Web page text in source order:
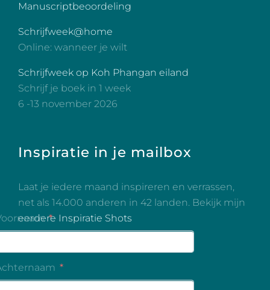
Manuscriptbeoordeling
Schrijfweek@home
Online: wanneer je wilt
Schrijfweek op Koh Phangan eiland
Schrijf je boek in 1 week
6 -13 november 2026
Inspiratie in je mailbox
Laat je iedere maand inspireren en verrassen,
net als 14.000 anderen in 42 landen. Bekijk mijn
eerdere Inspiratie Shots